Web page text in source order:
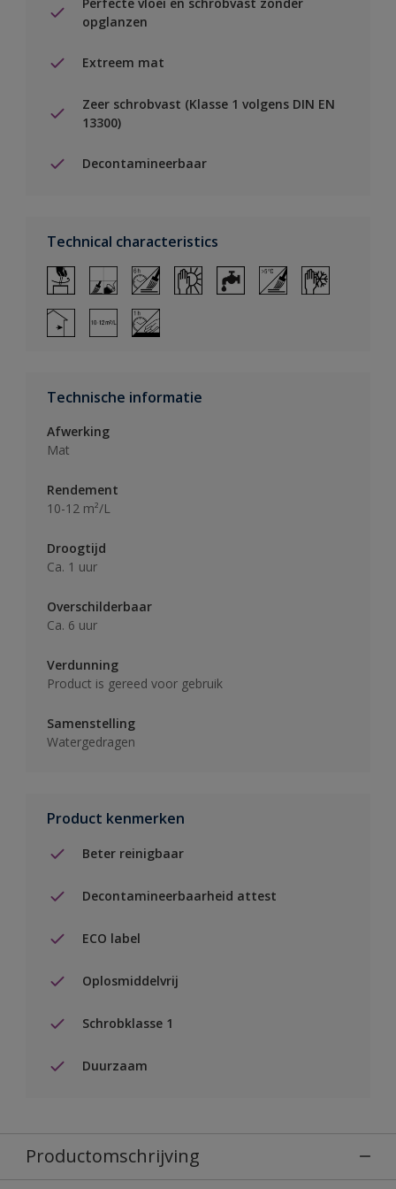
opglanzen
Extreem mat
Zeer schrobvast (Klasse 1 volgens DIN EN
13300)
Decontamineerbaar
Technical characteristics
Technische informatie
Afwerking
Mat
Rendement
10-12 m²/L
Droogtijd
Ca. 1 uur
Overschilderbaar
Ca. 6 uur
Verdunning
Product is gereed voor gebruik
Samenstelling
Watergedragen
Product kenmerken
Beter reinigbaar
Decontamineerbaarheid attest
ECO label
Oplosmiddelvrij
Schrobklasse 1
Duurzaam
Productomschrijving